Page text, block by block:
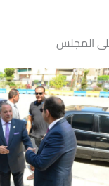
المجلس